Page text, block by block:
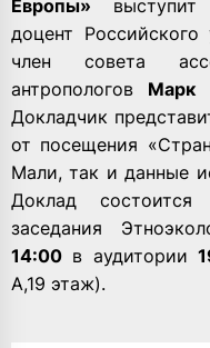
Европы» выступит
доцент
член совета
антропологов Марк
Докладчик
от посещения
Мали, так и данные
Доклад
заседания
14:00 в аудитории
А,19 этаж).